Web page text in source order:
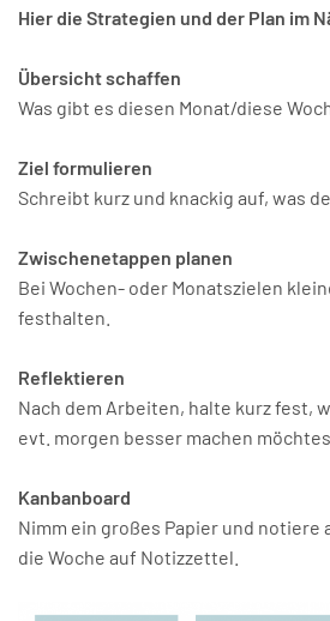
Hier die Strategien und der Plan im
Übersicht schaffen
Was gibt es diesen Monat/diese
Ziel formulieren
Schreibt kurz und knackig auf, was
Zwischenetappen planen
Bei Wochen- oder Monatszielen
festhalten.
Reflektieren
Nach dem Arbeiten, halte kurz fest,
evt. morgen besser machen
Kanbanboard
Nimm ein großes Papier und notiere
die Woche auf Notizzettel.